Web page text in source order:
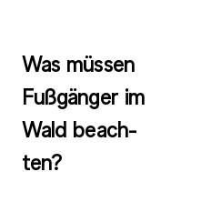
Was müs­sen
Fuß­gän­ger im
Wald be­ach­
ten?